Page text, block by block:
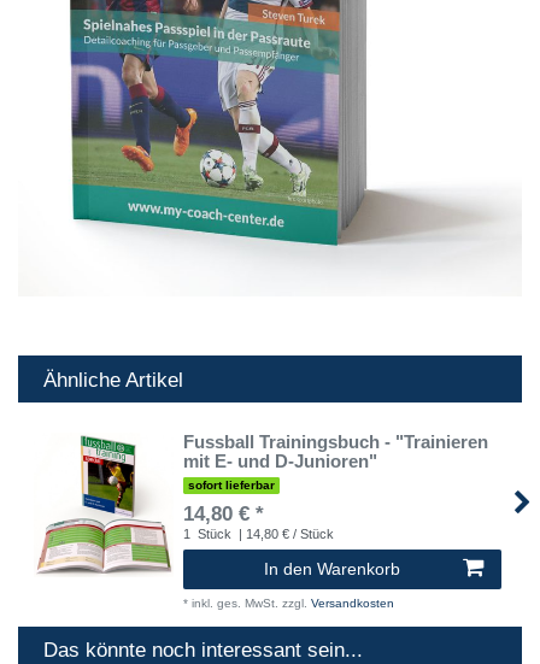
Ähnliche Artikel
Fussball Trainingsbuch - "Trainieren
mit E- und D-Junioren"
sofort lieferbar
14,80 € *
1 Stück | 14,80 € / Stück
In den Warenkorb
* inkl. ges. MwSt. zzgl. Versandkosten
Das könnte noch interessant sein...